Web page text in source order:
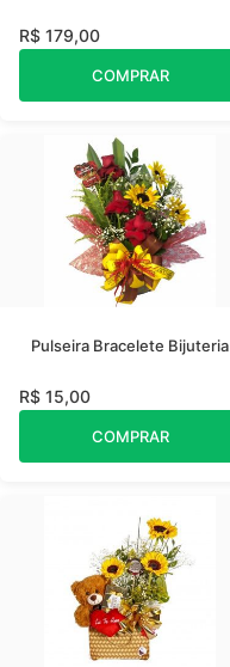
R$ 179,00
COMPRAR
Pulseira Bracelete Bijuteria
R$ 15,00
COMPRAR